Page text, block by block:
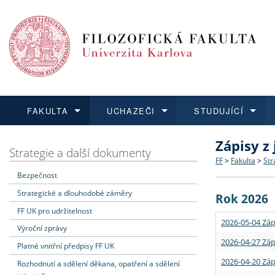
FAKULTA
Dozvědět se více
Struktura
Strategie
Podpora
UCHAZEČI
Podat přihlášku
Co
Učitelské
STUDUJÍCÍ
Dozvědět se více
Rigorózní
Dozvědět se více
O vědě a
Granty a
Dozvědět se více
Aktuální
Strategie a další dokumenty
Bezpečnost
Strategické a dlouhodobé záměry
FF UK pro udržitelnost
Výroční zprávy
Platné vnitřní předpisy FF UK
Rozhodnutí a sdělení děkana, opatření a sdělení
Zápisy
FF > Fakulta >
Rok 2026
2026-05-04
2026-04-27
2026-04-20